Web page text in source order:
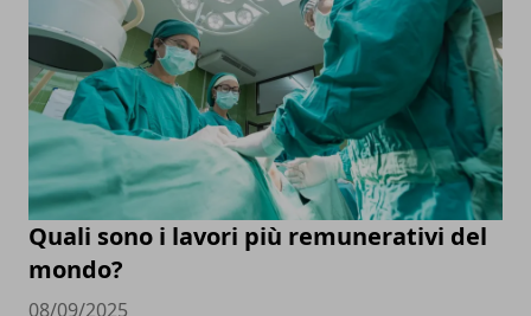
Quali sono i lavori più remunerativi del
mondo?
08/09/2025